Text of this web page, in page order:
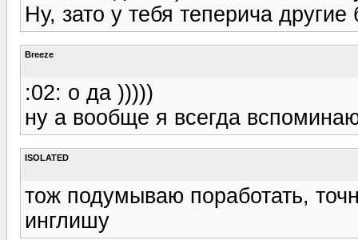
Ну, зато у тебя теперича
Breeze
:02: о да )))))
ну а вообще я всегда
ISOLATED
тож подумываю поработать,
инглишу